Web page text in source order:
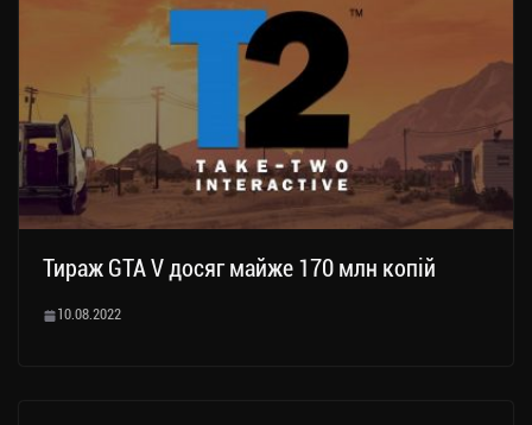
Тираж GTA V досяг майже 170 млн копій
10.08.2022